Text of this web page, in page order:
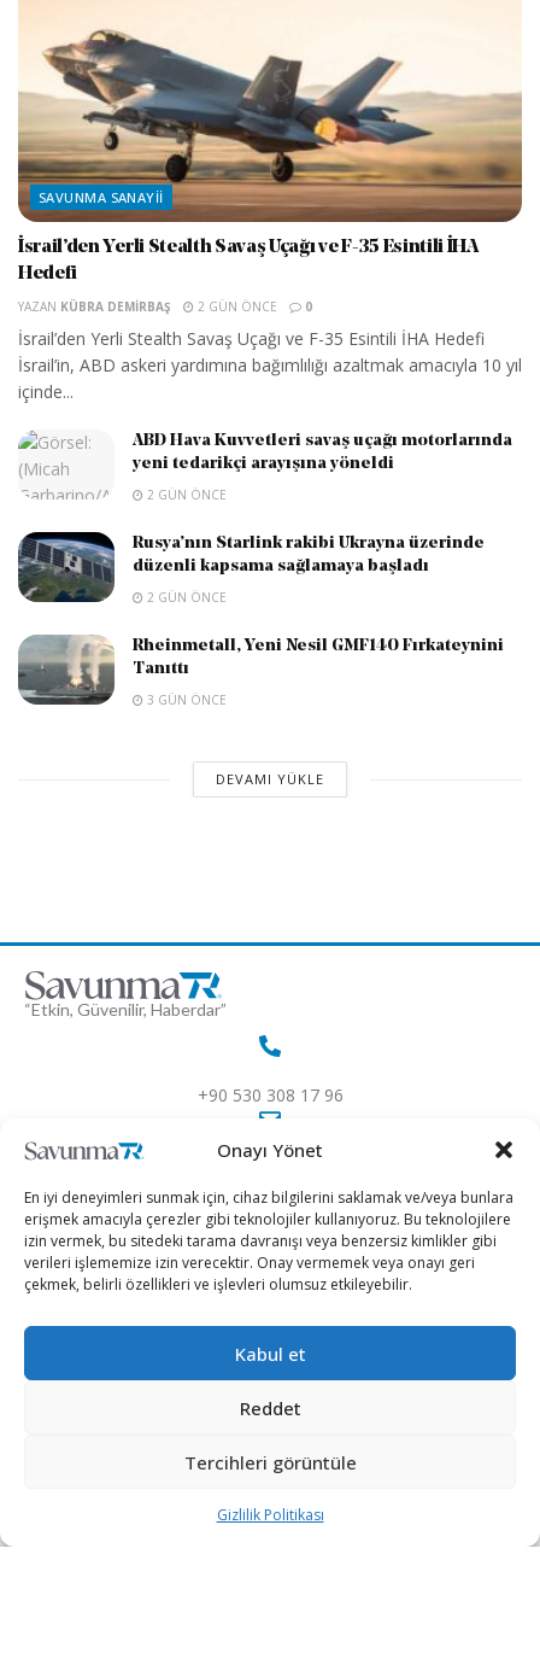
Onayı Yönet
En iyi deneyimleri sunmak için, cihaz bilgilerini saklamak ve/veya bunlara
erişmek amacıyla çerezler gibi teknolojiler kullanıyoruz. Bu teknolojilere
izin vermek, bu sitedeki tarama davranışı veya benzersiz kimlikler gibi
verileri işlememize izin verecektir. Onay vermemek veya onayı geri
çekmek, belirli özellikleri ve işlevleri olumsuz etkileyebilir.
Kabul et
Reddet
Tercihleri görüntüle
Gizlilik Politikası
SAVUNMA SANAYII
İsrail’den Yerli Stealth Savaş Uçağı ve F-35 Esintili İHA
Hedefi
YAZAN KÜBRA DEMIRBAŞ 2 GÜN ÖNCE 0
İsrail’den Yerli Stealth Savaş Uçağı ve F-35 Esintili İHA Hedefi
İsrail’in, ABD askeri yardımına bağımlılığı azaltmak amacıyla 10 yıl
içinde...
ABD Hava Kuvvetleri savaş uçağı motorlarında
yeni tedarikçi arayışına yöneldi
2 GÜN ÖNCE
Rusya’nın Starlink rakibi Ukrayna üzerinde
düzenli kapsama sağlamaya başladı
2 GÜN ÖNCE
Rheinmetall, Yeni Nesil GMF140 Fırkateynini
Tanıttı
3 GÜN ÖNCE
DEVAMI YÜKLE
“Etkin, Güvenilir, Haberdar”
+90 530 308 17 96
2026 © Savunma TR. Tüm Hakları Saklıdır.
Savunma Sanayii
Siber Güvenlik
Teknoloji
Politika
Dosya Haber